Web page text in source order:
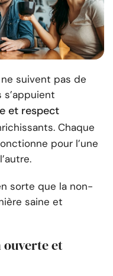
suivent pas de
s’appuient
et respect
Chaque
pour l’une
sorte que la non-
saine et
ouverte et